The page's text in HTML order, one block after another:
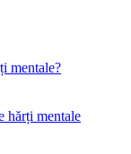
mentale?
hărți mentale